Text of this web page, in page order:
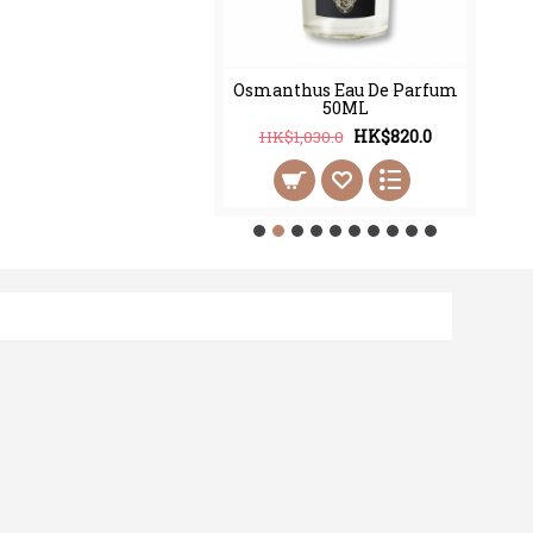
Osmanthus Eau De Parfum
50ML
HK$1,030.0 HK$820.0